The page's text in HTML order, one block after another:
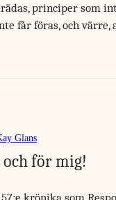
principer som
får föras, och värre,
Glans
för mig!
krönika som